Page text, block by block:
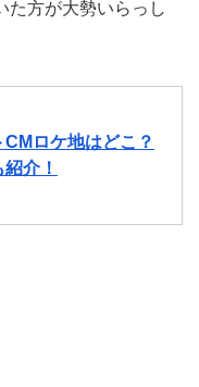
た方が大勢いらっし
ロケ地はどこ？
介！